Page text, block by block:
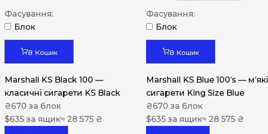
Leana
ASTRU
Фасування:
Блок
В Кошик
Marshall KS Black 100 —
класичні сигарети KS Black
₴670 за блок
$635 за ящик≈ 28 575 ₴
Фасування:
Блок
В Кошик
Marshall KS Blue 100’s — м’які
сигарети King Size Blue
₴670 за блок
$635 за ящик≈ 28 575 ₴